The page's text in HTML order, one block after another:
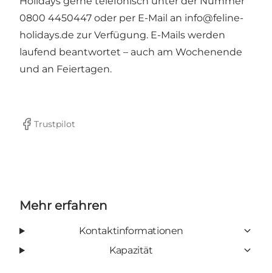
0800 4450447 oder per E-Mail an info@feline-
holidays.de zur Verfügung. E-Mails werden
laufend beantwortet – auch am Wochenende
und an Feiertagen.
Facebook
Trustpilot
Mehr erfahren
Kontaktinformationen
Kapazität